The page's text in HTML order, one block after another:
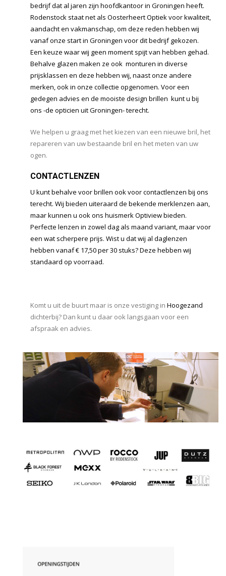
bedrijf dat al jaren zijn hoofdkantoor in Groningen heeft.
Rodenstock staat net als Oosterheert Optiek voor kwaliteit,
aandacht en vakmanschap, om deze reden hebben wij
vanaf onze start in Groningen voor dit bedrijf gekozen.
Een keuze waar wij geen moment spijt van hebben gehad.
Behalve glazen maken ze ook monturen in diverse
prijsklassen en deze hebben wij, naast onze andere
merken, ook in onze collectie opgenomen. Voor een
gedegen advies en de mooiste design brillen kunt u bij
ons -de opticien uit Groningen- terecht.
We helpen u graag met het kiezen van een nieuwe bril, het
repareren van uw bestaande bril en het meten van uw
ogen.
CONTACTLENZEN
U kunt behalve voor brillen ook voor contactlenzen bij ons
terecht. Wij bieden uiteraard de bekende merklenzen aan,
maar kunnen u ook ons huismerk Optiview bieden.
Perfecte lenzen in zowel dag als maand variant, maar voor
een wat scherpere prijs. Wist u dat wij al daglenzen
hebben vanaf € 17,50 per 30 stuks? Deze hebben wij
standaard op voorraad.
Komt u uit de buurt maar is onze vestiging in Hoogezand
dichterbij? Dan kunt u daar ook langsgaan voor een
afspraak en advies.